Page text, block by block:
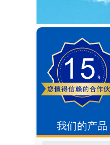
我们的产品